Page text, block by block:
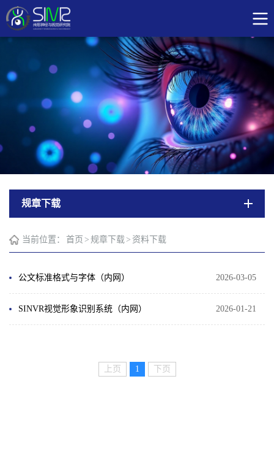
规章下载
当前位置： 首页 > 规章下载> 资料下载
2026-03-05
公文标准格式与字体（内网）
2026-01-21
SINVR视觉形象识别系统（内网）
上页 1 下页